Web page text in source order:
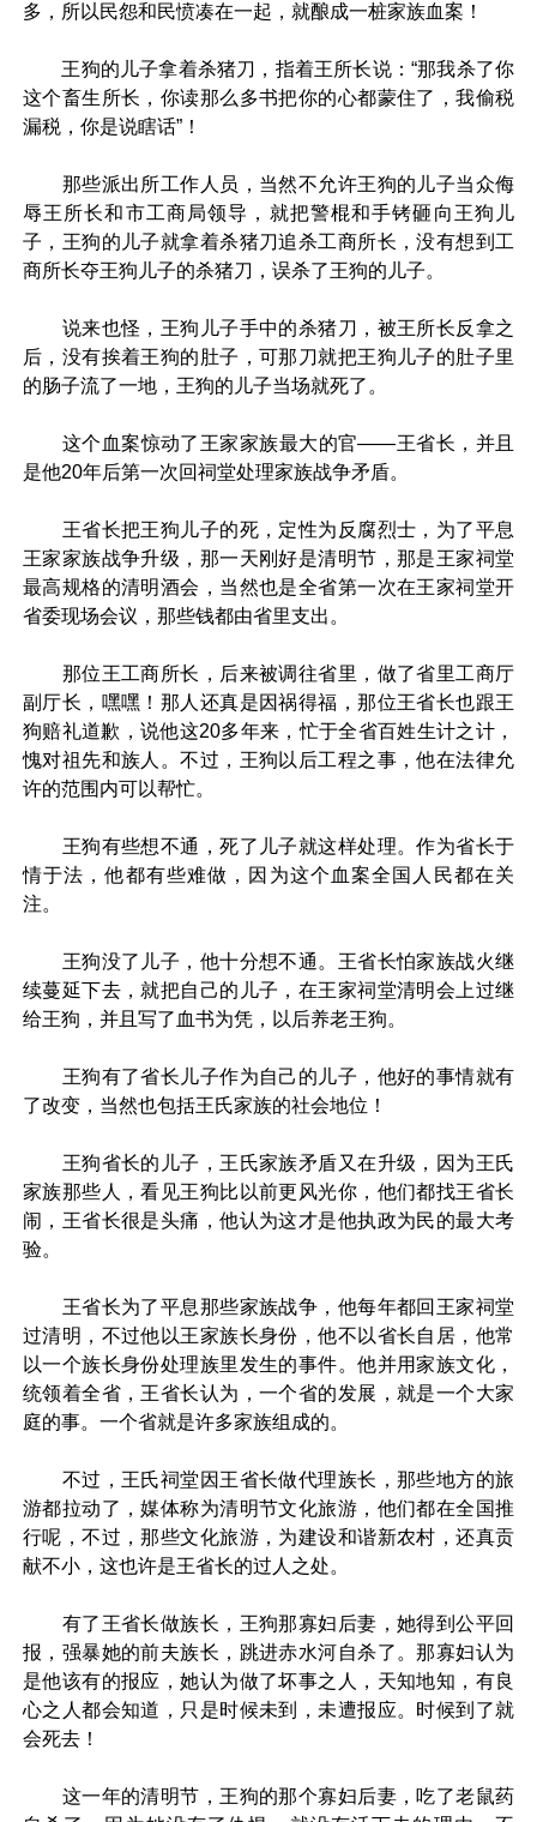
多，所以民怨和民愤凑在一起，就酿成一桩家族血案！
王狗的儿子拿着杀猪刀，指着王所长说：“那我杀了你
这个畜生所长，你读那么多书把你的心都蒙住了，我偷税
漏税，你是说瞎话”！
那些派出所工作人员，当然不允许王狗的儿子当众侮
辱王所长和市工商局领导，就把警棍和手铐砸向王狗儿
子，王狗的儿子就拿着杀猪刀追杀工商所长，没有想到工
商所长夺王狗儿子的杀猪刀，误杀了王狗的儿子。
说来也怪，王狗儿子手中的杀猪刀，被王所长反拿之
后，没有挨着王狗的肚子，可那刀就把王狗儿子的肚子里
的肠子流了一地，王狗的儿子当场就死了。
这个血案惊动了王家家族最大的官——王省长，并且
是他20年后第一次回祠堂处理家族战争矛盾。
王省长把王狗儿子的死，定性为反腐烈士，为了平息
王家家族战争升级，那一天刚好是清明节，那是王家祠堂
最高规格的清明酒会，当然也是全省第一次在王家祠堂开
省委现场会议，那些钱都由省里支出。
那位王工商所长，后来被调往省里，做了省里工商厅
副厅长，嘿嘿！那人还真是因祸得福，那位王省长也跟王
狗赔礼道歉，说他这20多年来，忙于全省百姓生计之计，
愧对祖先和族人。不过，王狗以后工程之事，他在法律允
许的范围内可以帮忙。
王狗有些想不通，死了儿子就这样处理。作为省长于
情于法，他都有些难做，因为这个血案全国人民都在关
注。
王狗没了儿子，他十分想不通。王省长怕家族战火继
续蔓延下去，就把自己的儿子，在王家祠堂清明会上过继
给王狗，并且写了血书为凭，以后养老王狗。
王狗有了省长儿子作为自己的儿子，他好的事情就有
了改变，当然也包括王氏家族的社会地位！
王狗省长的儿子，王氏家族矛盾又在升级，因为王氏
家族那些人，看见王狗比以前更风光你，他们都找王省长
闹，王省长很是头痛，他认为这才是他执政为民的最大考
验。
王省长为了平息那些家族战争，他每年都回王家祠堂
过清明，不过他以王家族长身份，他不以省长自居，他常
以一个族长身份处理族里发生的事件。他并用家族文化，
统领着全省，王省长认为，一个省的发展，就是一个大家
庭的事。一个省就是许多家族组成的。
不过，王氏祠堂因王省长做代理族长，那些地方的旅
游都拉动了，媒体称为清明节文化旅游，他们都在全国推
行呢，不过，那些文化旅游，为建设和谐新农村，还真贡
献不小，这也许是王省长的过人之处。
有了王省长做族长，王狗那寡妇后妻，她得到公平回
报，强暴她的前夫族长，跳进赤水河自杀了。那寡妇认为
是他该有的报应，她认为做了坏事之人，天知地知，有良
心之人都会知道，只是时候未到，未遭报应。时候到了就
会死去！
这一年的清明节，王狗的那个寡妇后妻，吃了老鼠药